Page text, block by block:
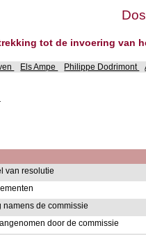
tot de invoering van
Els Ampe Philippe Dodrimont
van resolutie
namens de commissie
door de commissie